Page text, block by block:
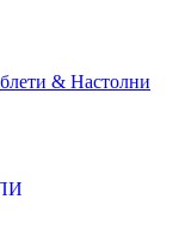
& Настолни